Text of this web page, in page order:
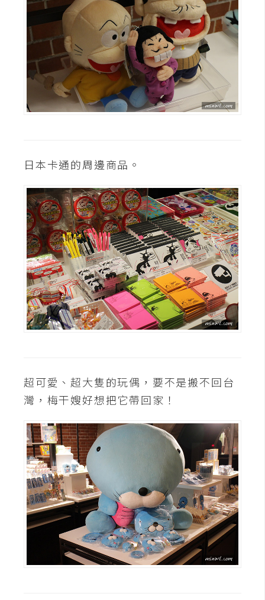
日本卡通的周邊商品。
超可愛、超大隻的玩偶，要不是搬不回台
灣，梅干嫂好想把它帶回家！